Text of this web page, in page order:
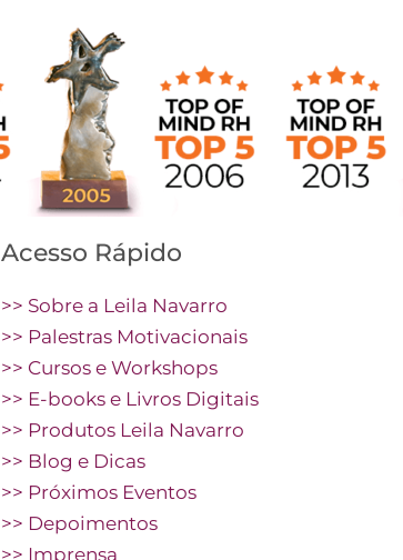
Acesso Rápido
>> Sobre a Leila Navarro
>> Palestras Motivacionais
>> Cursos e Workshops
>> E-books e Livros Digitais
>> Produtos Leila Navarro
>> Blog e Dicas
>> Próximos Eventos
>> Depoimentos
>> Imprensa